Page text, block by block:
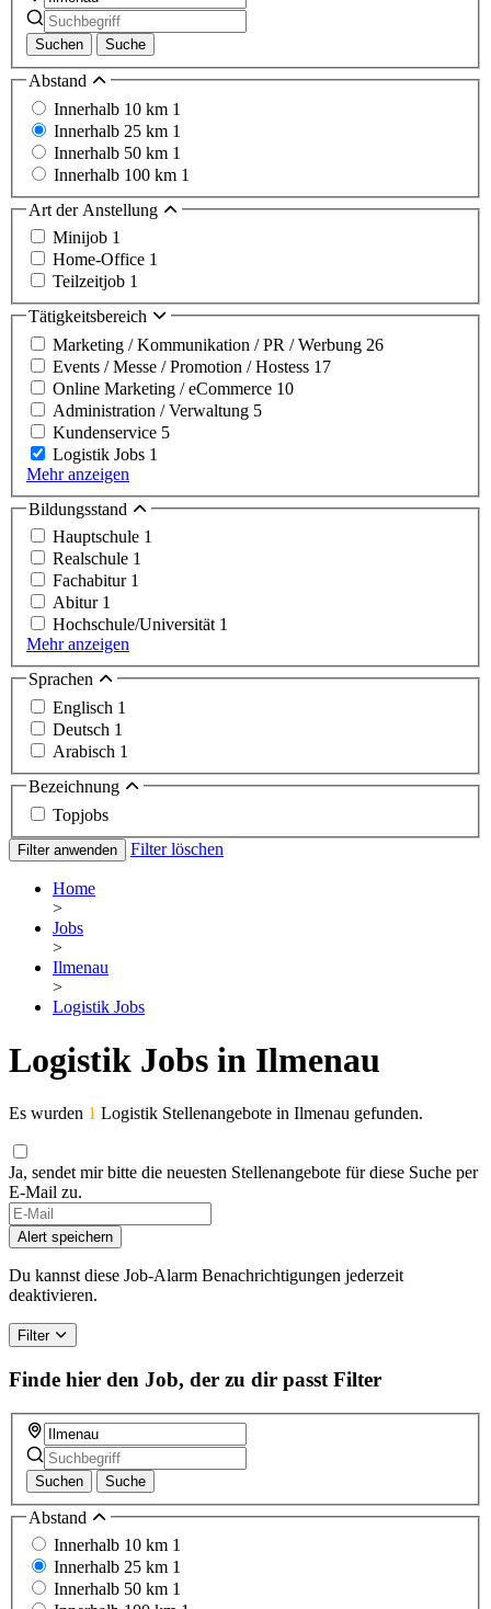
Suchen Suche
Abstand
Innerhalb 10 km 1
Innerhalb 25 km 1
Innerhalb 50 km 1
Innerhalb 100 km 1
Art der Anstellung
Minijob 1
Home-Office 1
Teilzeitjob 1
Tätigkeitsbereich
Marketing / Kommunikation / PR / Werbung 26
Events / Messe / Promotion / Hostess 17
Online Marketing / eCommerce 10
Administration / Verwaltung 5
Kundenservice 5
Logistik Jobs 1
Mehr anzeigen
Bildungsstand
Hauptschule 1
Realschule 1
Fachabitur 1
Abitur 1
Hochschule/Universität 1
Mehr anzeigen
Sprachen
Englisch 1
Deutsch 1
Arabisch 1
Bezeichnung
Topjobs
Filter anwenden Filter löschen
Home
>
Jobs
>
Ilmenau
>
Logistik Jobs
Logistik Jobs in Ilmenau
Es wurden 1 Logistik Stellenangebote in Ilmenau gefunden.
Ja, sendet mir bitte die neuesten Stellenangebote für diese Suche per
E-Mail zu.
Alert speichern
Du kannst diese Job-Alarm Benachrichtigungen jederzeit
deaktivieren.
Filter
Finde hier den Job, der zu dir passt Filter
Suchen Suche
Abstand
Innerhalb 10 km 1
Innerhalb 25 km 1
Innerhalb 50 km 1